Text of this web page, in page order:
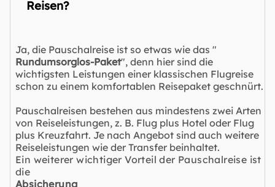
Reisen?
Ja, die Pauschalreise ist so etwas wie das "
Rundumsorglos-Paket", denn hier sind die
wichtigsten Leistungen einer klassischen Flugreise
schon zu einem komfortablen Reisepaket geschnürt.
Pauschalreisen bestehen aus mindestens zwei Arten
von Reiseleistungen, z. B. Flug plus Hotel oder Flug
plus Kreuzfahrt. Je nach Angebot sind auch weitere
Reiseleistungen wie der Transfer beinhaltet.
Ein weiterer wichtiger Vorteil der Pauschalreise ist
die
Absicherung